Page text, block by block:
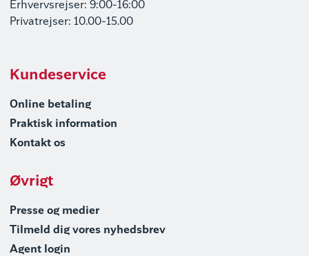
Erhvervsrejser: 9:00-16:00
Privatrejser: 10.00-15.00
Kundeservice
Online betaling
Praktisk information
Kontakt os
Øvrigt
Presse og medier
Tilmeld dig vores nyhedsbrev
Agent login